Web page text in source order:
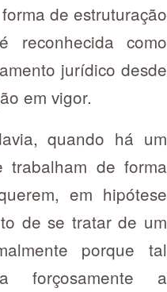
de estruturação
reconhecida como
jurídico desde
em vigor.
quando há um
trabalham de forma
em hipótese
de se tratar de um
porque tal
forçosamente a